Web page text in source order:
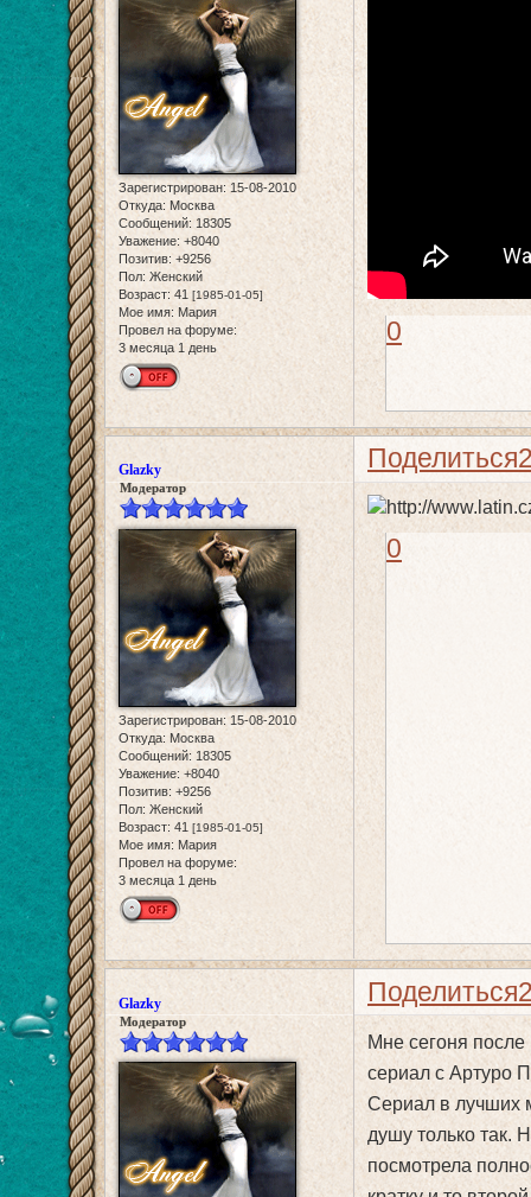
Зарегистрирован: 15-08-2010
Откуда: Москва
Сообщений: 18305
Уважение: +8040
Позитив: +9256
Пол: Женский
Возраст: 41 [1985-01-05]
Мое имя: Мария
Провел на форуме:
3 месяца 1 день
0
Поделиться
Glazky
Модератор
Зарегистрирован: 15-08-2010
Откуда: Москва
Сообщений: 18305
Уважение: +8040
Позитив: +9256
Пол: Женский
Возраст: 41 [1985-01-05]
Мое имя: Мария
Провел на форуме:
3 месяца 1 день
0
Поделиться
Glazky
Модератор
Мне сегоня
сериал с Артуро
Сериал в лучших
душу только так.
посмотрела